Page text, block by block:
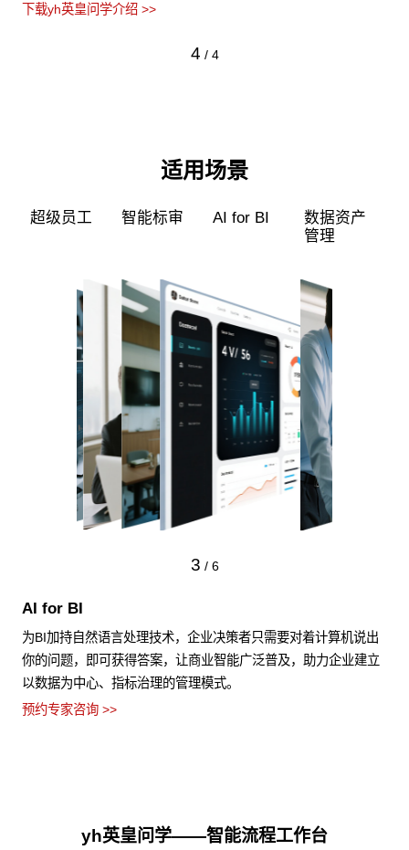
下载yh英皇问学介绍 >>
4 / 4
适用场景
超级员工 智能标审 AI for BI
数据资产
管理
3 / 6
AI for BI
为BI加持自然语言处理技术，企业决策者只需要对着计算机说出
你的问题，即可获得答案，让商业智能广泛普及，助力企业建立
以数据为中心、指标治理的管理模式。
预约专家咨询 >>
yh英皇问学——智能流程工作台